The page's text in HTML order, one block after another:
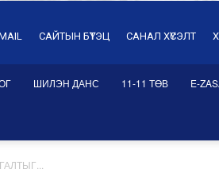
САЙТЫН БҮТЭЦ САНАЛ ХҮСЭЛТ
ШИЛЭН ДАНС 11-11 ТӨВ E-